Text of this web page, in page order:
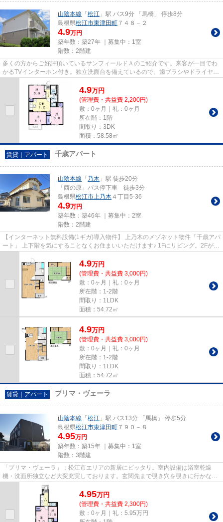
山陰本線 「 松江 」駅 バス9分 「馬橋」 停歩8分
島根県松江市東津田町 ７４８－２
4.9万円
築年数：築27年 ｜募集中： 1室
階数：2階建
多くの方からご好評頂いているサンフィールドＡのご紹介です。来客が一目でわ
かるTVインターホン付き。独立洗面台を備えているので、歯ブラシやドライヤー
などをまとめて収納できます...
4.9万円
(管理費・共益費 2,200円)
敷：0ヶ月｜礼：0ヶ月
所在階：1階
間取り：3DK
面積：58.58㎡
賃貸｜アパート 千歳アパート
山陰本線 「 乃木 」駅 徒歩20分
「西の原」バス停下車 徒歩3分
島根県松江市上乃木 ４丁目5-36
4.9万円
築年数：築46年 ｜募集中： 2室
階数：2階建
【インターネット無料設備(1ギガ)導入物件】 上乃木のメゾネット物件「千歳アパ
ート」 上下階を気にすることなくお住まいいただけます♪ 1Fにリビング。2Fが居
4.9万円
(管理費・共益費 3,000円)
敷：0ヶ月｜礼：0ヶ月
所在階：1-2階
間取り：1LDK
面積：54.72㎡
4.9万円
(管理費・共益費 3,000円)
敷：0ヶ月｜礼：0ヶ月
所在階：1-2階
間取り：1LDK
面積：54.72㎡
賃貸｜アパート プリマ・ヴェーラ
山陰本線 「 松江 」駅 バス13分 「馬橋」 停歩5分
島根県松江市東津田町 ７９０－８
4.95万円
築年数：築15年 ｜募集中： 1室
階数：3階建
「プリマ・ヴェーラ」：松江市エリアの新居にピッタリ。室内設備は浴室乾燥
機・洗面所独立など大変充実しております。玄関先まで覗き穴を覗きに行かなく
てもインターホン越しに誰が来...
4.95万円
(管理費・共益費 2,300円)
敷：0ヶ月｜礼：5.95万円